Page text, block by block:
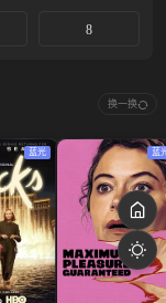
8
换一换
蓝光 蓝